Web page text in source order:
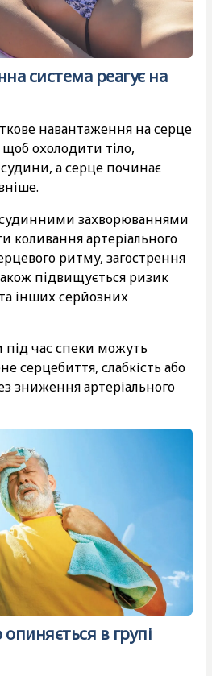
система реагує на
навантаження на серце
охолодити тіло,
а серце починає
захворюваннями
коливання артеріального
ритму, загострення
підвищується ризик
інших серйозних
під час спеки можуть
серцебиття, слабкість або
зниження артеріального
опиняється в групі